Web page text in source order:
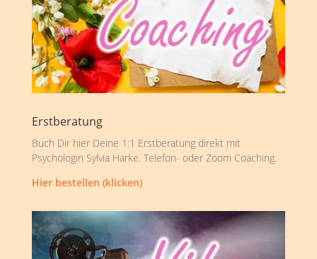
Erstberatung
Buch Dir hier Deine 1:1 Erstberatung direkt mit
Psychologin Sylvia Harke. Telefon- oder Zoom Coaching.
Hier bestellen (klicken)